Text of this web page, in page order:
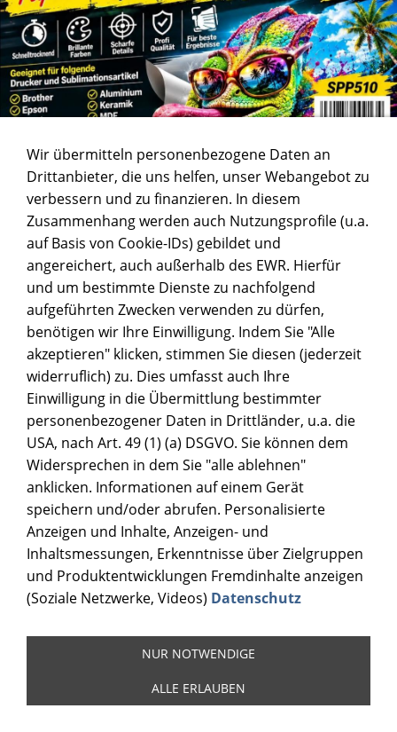
Wir übermitteln personenbezogene Daten an
Drittanbieter, die uns helfen, unser Webangebot zu
verbessern und zu finanzieren. In diesem
Zusammenhang werden auch Nutzungsprofile (u.a.
auf Basis von Cookie-IDs) gebildet und
angereichert, auch außerhalb des EWR. Hierfür
und um bestimmte Dienste zu nachfolgend
aufgeführten Zwecken verwenden zu dürfen,
benötigen wir Ihre Einwilligung. Indem Sie "Alle
akzeptieren" klicken, stimmen Sie diesen (jederzeit
widerruflich) zu. Dies umfasst auch Ihre
Einwilligung in die Übermittlung bestimmter
personenbezogener Daten in Drittländer, u.a. die
USA, nach Art. 49 (1) (a) DSGVO. Sie können dem
Widersprechen in dem Sie "alle ablehnen"
anklicken. Informationen auf einem Gerät
speichern und/oder abrufen. Personalisierte
Anzeigen und Inhalte, Anzeigen- und
Inhaltsmessungen, Erkenntnisse über Zielgruppen
und Produktentwicklungen Fremdinhalte anzeigen
(Soziale Netzwerke, Videos) Datenschutz
NUR NOTWENDIGE
ALLE ERLAUBEN